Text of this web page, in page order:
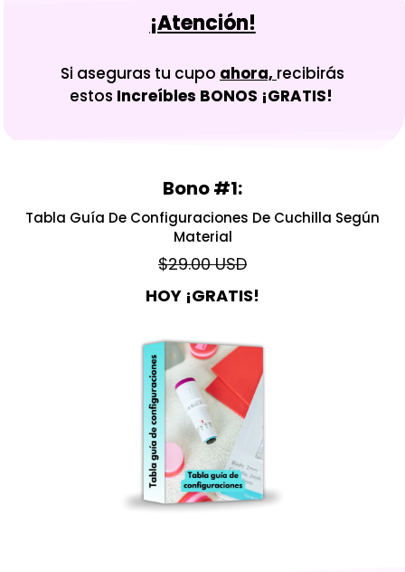
¡Atención!
Si aseguras tu cupo ahora, recibirás
estos Increíbles BONOS ¡GRATIS!
Bono #1:
Tabla Guía De Configuraciones De Cuchilla Según
Material
$29.00 USD
HOY ¡GRATIS!